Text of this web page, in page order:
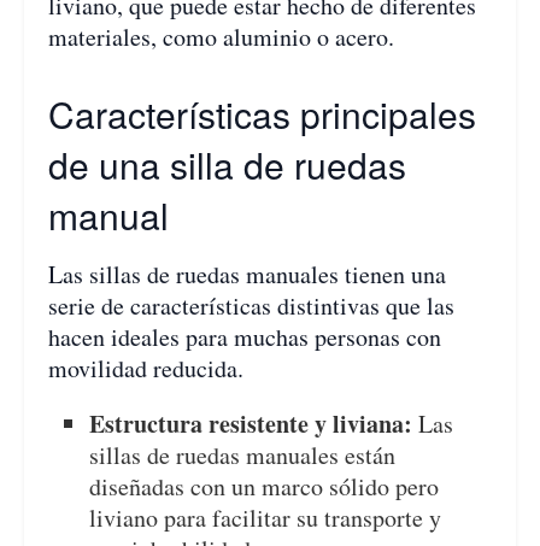
materiales, como aluminio o acero.
Características principales
de una silla de ruedas
manual
Las sillas de ruedas manuales tienen una
serie de características distintivas que las
hacen ideales para muchas personas con
movilidad reducida.
Estructura resistente y liviana: Las
sillas de ruedas manuales están
diseñadas con un marco sólido pero
liviano para facilitar su transporte y